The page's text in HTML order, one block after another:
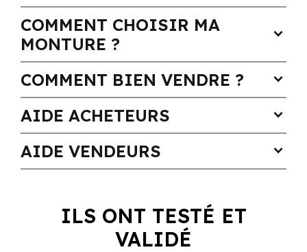
COMMENT CHOISIR MA
MONTURE ?
expand_more
COMMENT BIEN VENDRE ? expand_more
AIDE ACHETEURS expand_more
AIDE VENDEURS expand_more
ILS ONT TESTÉ ET
VALIDÉ